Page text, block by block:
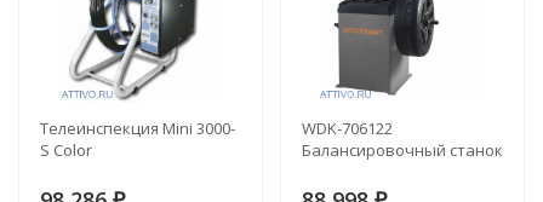
Телеинспекция Mini 3000-
S Color
WDK-706122
Балансировочный станок